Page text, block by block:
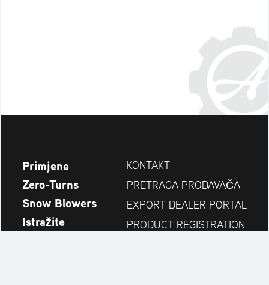
Primjene
Zero-Turns
Snow Blowers
Istražite
KONTAKT
PRETRAGA PRODAVAČA
EXPORT DEALER PORTAL
PRODUCT REGISTRATION